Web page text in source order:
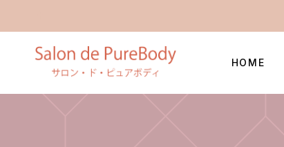
HOME